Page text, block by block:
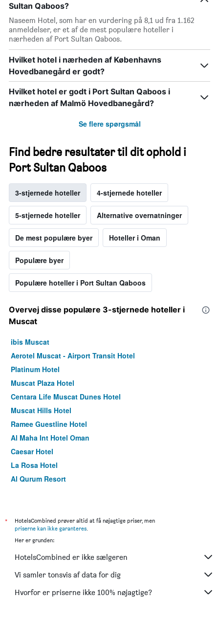
Sultan Qaboos?
Naseem Hotel, som har en vurdering på 8,1 ud fra 1.162
anmeldelser, er et af de mest populære hoteller i
nærheden af Port Sultan Qaboos.
Hvilket hotel i nærheden af Københavns
Hovedbanegård er godt?
Hvilket hotel er godt i Port Sultan Qaboos i
nærheden af Malmö Hovedbanegård?
Se flere spørgsmål
Find bedre resultater til dit ophold i
Port Sultan Qaboos
3-stjernede hoteller 4-stjernede hoteller
5-stjernede hoteller Alternative overnatninger
De mest populære byer Hoteller i Oman
Populære byer
Populære hoteller i Port Sultan Qaboos
Overvej disse populære 3-stjernede hoteller i
Muscat
ibis Muscat
Aerotel Muscat - Airport Transit Hotel
Platinum Hotel
Muscat Plaza Hotel
Centara Life Muscat Dunes Hotel
Muscat Hills Hotel
Ramee Guestline Hotel
Al Maha Int Hotel Oman
Caesar Hotel
La Rosa Hotel
Al Qurum Resort
Marina Hotel
Husin Al Khaleej Hotel Apartment
*
HotelsCombined prøver altid at få nøjagtige priser, men
priserne kan ikke garanteres.
Her er grunden:
HotelsCombined er ikke sælgeren
Vi samler tonsvis af data for dig
Hvorfor er priserne ikke 100% nøjagtige?